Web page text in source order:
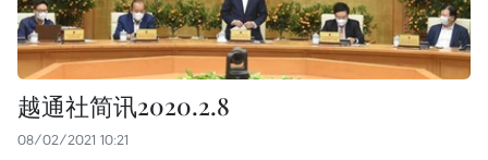
越通社简讯2020.2.8
08/02/2021 10:21